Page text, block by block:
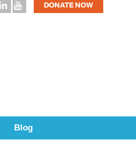
DONATE NOW
Blog